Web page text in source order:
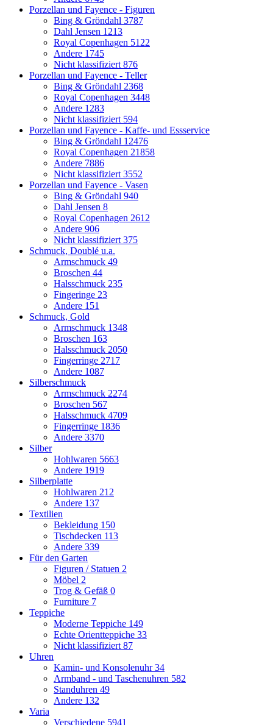
Porzellan und Fayence - Figuren
Bing & Gröndahl 3787
Dahl Jensen 1213
Royal Copenhagen 5122
Andere 1745
Nicht klassifiziert 876
Porzellan und Fayence - Teller
Bing & Gröndahl 2368
Royal Copenhagen 3448
Andere 1283
Nicht klassifiziert 594
Porzellan und Fayence - Kaffe- und Essservice
Bing & Gröndahl 12476
Royal Copenhagen 21858
Andere 7886
Nicht klassifiziert 3552
Porzellan und Fayence - Vasen
Bing & Gröndahl 940
Dahl Jensen 8
Royal Copenhagen 2612
Andere 906
Nicht klassifiziert 375
Schmuck, Doublé u.a.
Armschmuck 49
Broschen 44
Halsschmuck 235
Fingeringe 23
Andere 151
Schmuck, Gold
Armschmuck 1348
Broschen 163
Halsschmuck 2050
Fingerringe 2717
Andere 1087
Silberschmuck
Armschmuck 2274
Broschen 567
Halsschmuck 4709
Fingerringe 1836
Andere 3370
Silber
Hohlwaren 5663
Andere 1919
Silberplatte
Hohlwaren 212
Andere 137
Textilien
Bekleidung 150
Tischdecken 113
Andere 339
Für den Garten
Figuren / Statuen 2
Möbel 2
Trog & Gefäß 0
Furniture 7
Teppiche
Moderne Teppiche 149
Echte Orientteppiche 33
Nicht klassifiziert 87
Uhren
Kamin- und Konsolenuhr34
Armband - und Taschenuhren 582
Standuhren 49
Andere 132
Varia
Verschiedene 5941